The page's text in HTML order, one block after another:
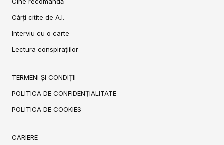
Cărți citite de A.I.
Interviu cu o carte
Lectura conspirațiilor
TERMENI ȘI CONDIȚII
POLITICA DE CONFIDENȚIALITATE
POLITICA DE COOKIES
CARIERE